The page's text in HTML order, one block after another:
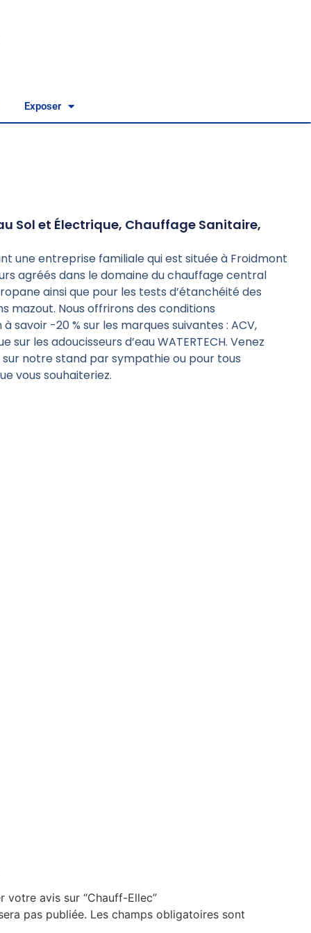
Exposer
Sol et Électrique, Chauffage Sanitaire,
une entreprise familiale qui est située à Froidmont
agréés dans le domaine du chauffage central
ainsi que pour les tests d’étanchéité des
mazout. Nous offrirons des conditions
savoir -20 % sur les marques suivantes : ACV,
sur les adoucisseurs d’eau WATERTECH. Venez
notre stand par sympathie ou pour tous
vous souhaiteriez.
votre avis sur “Chauff-Ellec”
pas publiée. Les champs obligatoires sont